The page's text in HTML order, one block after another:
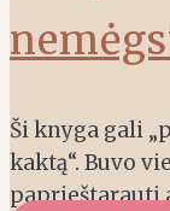
Ši knyga gali
kaktą“. Buvo
paprieštarauti